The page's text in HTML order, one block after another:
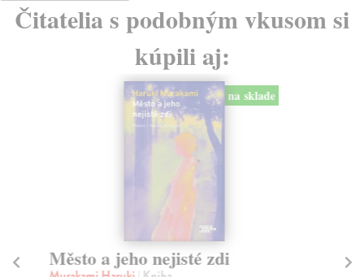
Čitatelia s podobným vkusom si
kúpili aj:
na sklade
Město a jeho nejisté zdi